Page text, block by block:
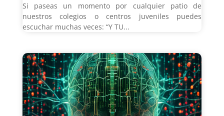
Si paseas un momento por cualquier patio de
nuestros colegios o centros juveniles puedes
escuchar muchas veces: “Y TU...